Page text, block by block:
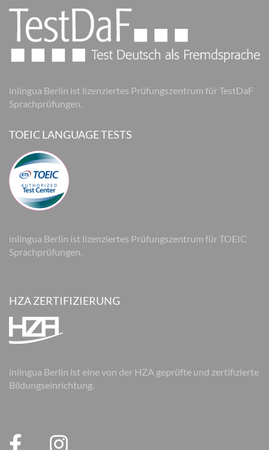
inlingua Berlin ist lizenziertes Prüfungszentrum für TestDaF
Sprachprüfungen.
TOEIC LANGUAGE TESTS
inlingua Berlin ist lizenziertes Prüfungszentrum für TOEIC
Sprachprüfungen.
HZA ZERTIFIZIERUNG
inlingua Berlin ist eine von der HZA geprüfte und zertifizierte
Bildungseinrichtung.